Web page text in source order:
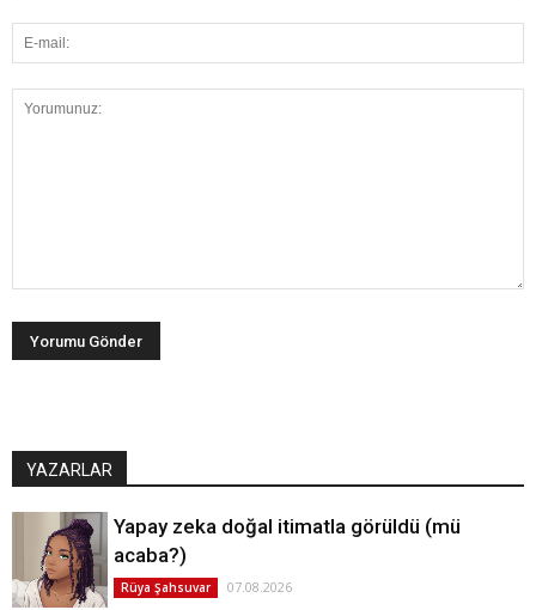
YAZARLAR
Yapay zeka doğal itimatla görüldü (mü
acaba?)
Rüya Şahsuvar 07.08.2026